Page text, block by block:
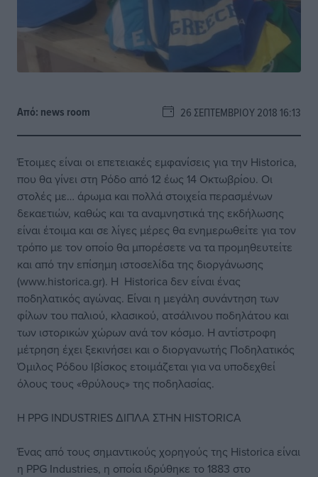
Από: news room 26 ΣΕΠΤΕΜΒΡΊΟΥ 2018 16:13
Έτοιμες είναι οι επετειακές εμφανίσεις για την Historica,
που θα γίνει στη Ρόδο από 12 έως 14 Οκτωβρίου. Οι
στολές με… άρωμα και πολλά στοιχεία περασμένων
δεκαετιών, καθώς και τα αναμνηστικά της εκδήλωσης
είναι έτοιμα και σε λίγες μέρες θα ενημερωθείτε για τον
τρόπο με τον οποίο θα μπορέσετε να τα προμηθευτείτε
και από την επίσημη ιστοσελίδα της διοργάνωσης
(www.historica.gr). Η Historica δεν είναι ένας
ποδηλατικός αγώνας. Είναι η μεγάλη συνάντηση των
φίλων τoυ παλιού, κλασικού, ατσάλινου ποδηλάτου και
των ιστορικών χώρων ανά τον κόσμο. Η αντίστροφη
μέτρηση έχει ξεκινήσει και ο διοργανωτής Ποδηλατικός
Όμιλος Ρόδου Ιβίσκος ετοιμάζεται για να υποδεχθεί
όλους τους «θρύλους» της ποδηλασίας.
Η PPG INDUSTRIES ΔΙΠΛΑ ΣΤΗΝ HISTORICA
Ένας από τους σημαντικούς χορηγούς της Historica είναι
η PPG Industries, η οποία ιδρύθηκε το 1883 στο